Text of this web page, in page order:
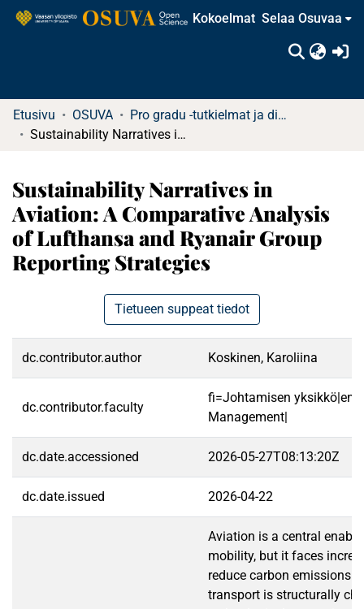
Kokoelmat Selaa Osuvaa
Etusivu OSUVA
Pro gradu -tutkielmat ja diplomityöt (rajattu saatavuus)
Sustainability Narratives in Aviation: A Comparative Analysis of Lufthansa and Ryanair Group Reporting Strategies
Sustainability Narratives in
Aviation: A Comparative Analysis
of Lufthansa and Ryanair Group
Reporting Strategies
Tietueen suppeat tiedot
dc.contributor.author Koskinen, Karoliina
dc.contributor.faculty
fi=Johtamisen
Management|
dc.date.accessioned 2026-05-27T08:13:20Z
dc.date.issued 2026-04-22
Aviation is a central
mobility, but it faces
reduce carbon emissions.
transport is structurally